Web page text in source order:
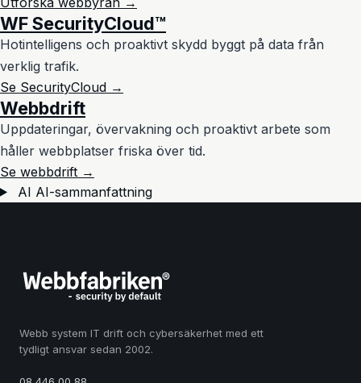
WF SecurityCloud™
Hotintelligens och proaktivt skydd byggt på data från
verklig trafik.
Se SecurityCloud →
Webbdrift
Uppdateringar, övervakning och proaktivt arbete som
håller webbplatser friska över tid.
Se webbdrift →
AI AI-sammanfattning
Webb system IT drift och cybersäkerhet med ett
tydligt ansvar sedan 2002.